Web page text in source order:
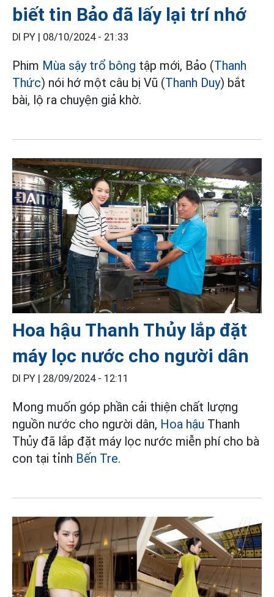
biết tin Bảo đã lấy lại trí nhớ
DI PY | 08/10/2024 - 21:33
Phim Mùa sậy trổ bông tập mới, Bảo (Thanh
Thức) nói hớ một câu bị Vũ (Thanh Duy) bắt
bài, lộ ra chuyện giả khờ.
Hoa hậu Thanh Thủy lắp đặt
máy lọc nước cho người dân
DI PY | 28/09/2024 - 12:11
Mong muốn góp phần cải thiện chất lượng
nguồn nước cho người dân, Hoa hậu Thanh
Thủy đã lắp đặt máy lọc nước miễn phí cho bà
con tại tỉnh Bến Tre.